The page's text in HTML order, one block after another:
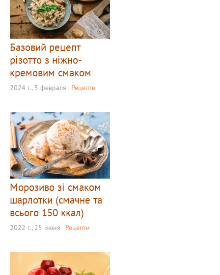
Базовий рецепт
різотто з ніжно-
кремовим смаком
2024 г., 5 февраля Рецепти
Морозиво зі смаком
шарлотки (смачне та
всього 150 ккал)
2022 г., 25 июня Рецепти